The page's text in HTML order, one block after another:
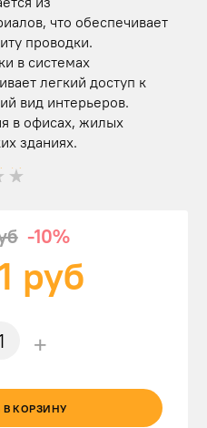
что обеспечивает
проводки.
в системах
легкий доступ к
вид интерьеров.
в офисах, жилых
зданиях.
-10%
руб
+
КОРЗИНУ